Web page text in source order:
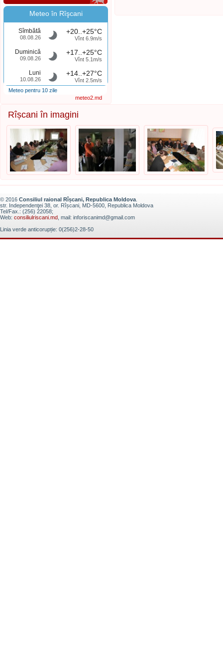
Meteo în Rîşcani
Sîmbătă
08.08.26
+20..+25°C
Vînt 6.9m/s
Duminică
09.08.26
+17..+25°C
Vînt 5.1m/s
Luni
10.08.26
+14..+27°C
Vînt 2.5m/s
Meteo pentru 10 zile
meteo2.md
Rîșcani în imagini
© 2016 Consiliul raional Rîșcani, Republica Moldova
str. Independenţei 38, or. Rîșcani, MD-5600, Republica Moldova
Tel/Fax.: (256) 22058;
Web: consiliulriscani.md , mail: inforiscanimd@gmail.com
Linia verde anticorupție: 0(256)2-28-50